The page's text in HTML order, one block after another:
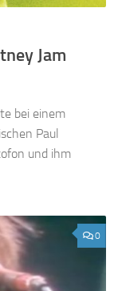
Jam
bei einem
Paul
und ihm
0